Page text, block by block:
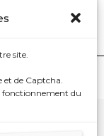
site.
et de Captcha.
fonctionnement du